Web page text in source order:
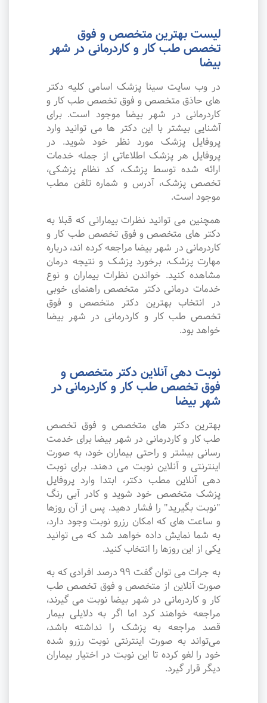
لیست بهترین متخصص و فوق
تخصص طب کار و کاردرمانی در شهر
بیضا
در وب سایت سینا پزشک اسامی کلیه دکتر
های حاذق متخصص و فوق تخصص طب کار و
کاردرمانی در شهر بیضا موجود است. برای
آشنایی بیشتر با این دکتر ها می توانید وارد
پروفایل پزشک مورد نظر خود شوید. در
پروفایل هر پزشک اطلاعاتی از جمله خدمات
ارائه شده توسط پزشک، کد نظام پزشکی،
تخصص پزشک، آدرس و شماره تلفن مطب
موجود است.
همچنین می توانید نظرات بیمارانی که قبلا به
دکتر های متخصص و فوق تخصص طب کار و
کاردرمانی در شهر بیضا مراجعه کرده اند، درباره
مهارت پزشک، برخورد پزشک و نتیجه درمان
مشاهده کنید. خواندن نظرات بیماران و نوع
خدمات درمانی دکتر متخصص راهنمای خوبی
در انتخاب بهترین دکتر متخصص و فوق
تخصص طب کار و کاردرمانی در شهر بیضا
خواهد بود.
نوبت دهی آنلاین دکتر متخصص و
فوق تخصص طب کار و کاردرمانی در
شهر بیضا
بهترین دکتر های متخصص و فوق تخصص
طب کار و کاردرمانی در شهر بیضا برای خدمت
رسانی بیشتر و راحتی بیماران خود، به صورت
اینترنتی و آنلاین نوبت می دهند. برای نوبت
دهی آنلاین مطب دکتر، ابتدا وارد پروفایل
پزشک متخصص خود شوید و کادر آبی رنگ
"نوبت بگیرید" را فشار دهید. پس از آن روزها
و ساعت های که امکان رزرو نوبت وجود دارد،
به شما نمایش داده خواهد شد که می توانید
یکی از این روزها را انتخاب کنید.
به جرات می‌ توان گفت ۹۹ درصد افرادی که به
صورت آنلاین از متخصص و فوق تخصص طب
کار و کاردرمانی در شهر بیضا نوبت می گیرند،
مراجعه خواهند کرد اما اگر به دلایلی بیمار
قصد مراجعه به پزشک را نداشته باشد،
می‌تواند به صورت اینترنتی نوبت رزرو شده
خود را لغو کرده تا این نوبت در اختیار بیماران
دیگر قرار گیرد.